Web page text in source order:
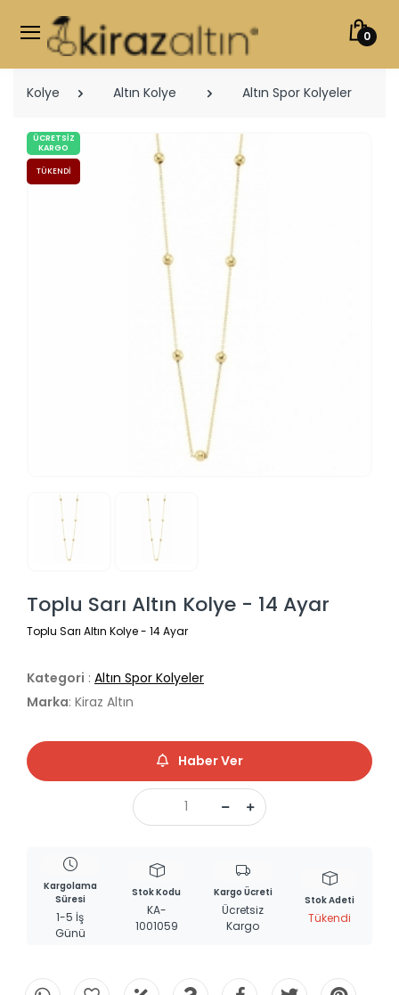
0
Kolye Altın Kolye Altın Spor Kolyeler
ÜCRETSIZ
KARGO
TÜKENDI
Toplu Sarı Altın Kolye - 14 Ayar
Toplu Sarı Altın Kolye - 14 Ayar
Kategori : Altın Spor Kolyeler
Marka: Kiraz Altın
Haber Ver
Kargolama
Süresi
1-5 İş
Günü
Stok Kodu
KA-
1001059
Kargo Ücreti
Ücretsiz
Kargo
Stok Adeti
Tükendi